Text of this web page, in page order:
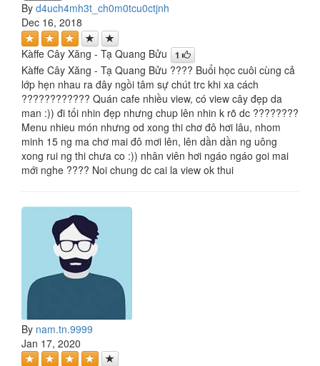
By d4uch4mh3t_ch0m0tcu0ctjnh
Dec 16, 2018
Kàffe Cây Xăng - Tạ Quang Bửu 1
Kàffe Cây Xăng - Tạ Quang Bửu ???? Buổi học cuôi cùng cả
lớp hẹn nhau ra đây ngồi tâm sự chút trc khi xa cách
???????????? Quán cafe nhiều view, có view cây đẹp da
man :)) đi tối nhin đẹp nhưng chup lên nhin k rõ dc ????????
Menu nhieu món nhưng od xong thi chơ đô hơi lâu, nhom
minh 15 ng ma chơ mai đô mơi lên, lên dần dần ng uông
xong rui ng thi chưa co :)) nhân viên hơi ngáo ngáo goi mai
mới nghe ???? Noi chung dc cai la view ok thui
By nam.tn.9999
Jan 17, 2020